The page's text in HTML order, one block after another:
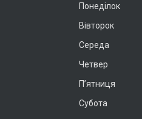
Понеділок
Вівторок
Середа
Четвер
Пʼятниця
Субота